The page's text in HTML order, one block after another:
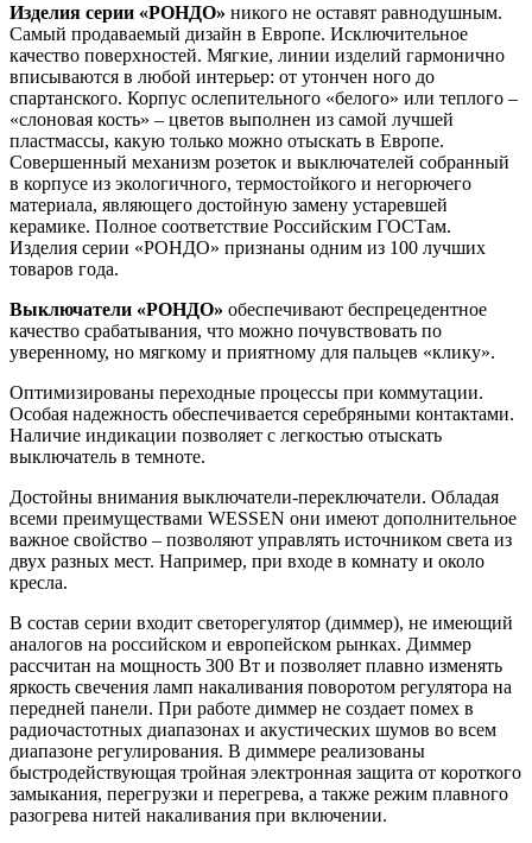
Изделия серии «РОНДО» никого не оставят равнодушным.
Самый продаваемый дизайн в Европе. Исключительное
качество поверхностей. Мягкие, линии изделий гармонично
вписываются в любой интерьер: от утончен ного до
спартанского. Корпус ослепительного «белого» или теплого –
«слоновая кость» – цветов выполнен из самой лучшей
пластмассы, какую только можно отыскать в Европе.
Совершенный механизм розеток и выключателей собранный
в корпусе из экологичного, термостойкого и негорючего
материала, являющего достойную замену устаревшей
керамике. Полное соответствие Российским ГОСТам.
Изделия серии «РОНДО» признаны одним из 100 лучших
товаров года.
Выключатели «РОНДО» обеспечивают беспрецедентное
качество срабатывания, что можно почувствовать по
уверенному, но мягкому и приятному для пальцев «клику».
Оптимизированы переходные процессы при коммутации.
Особая надежность обеспечивается серебряными контактами.
Наличие индикации позволяет с легкостью отыскать
выключатель в темноте.
Достойны внимания выключатели-переключатели. Обладая
всеми преимуществами WESSEN они имеют дополнительное
важное свойство – позволяют управлять источником света из
двух разных мест. Например, при входе в комнату и около
кресла.
В состав серии входит светорегулятор (диммер), не имеющий
аналогов на российском и европейском рынках. Диммер
рассчитан на мощность 300 Вт и позволяет плавно изменять
яркость свечения ламп накаливания поворотом регулятора на
передней панели. При работе диммер не создает помех в
радиочастотных диапазонах и акустических шумов во всем
диапазоне регулирования. В диммере реализованы
быстродействующая тройная электронная защита от короткого
замыкания, перегрузки и перегрева, а также режим плавного
разогрева нитей накаливания при включении.